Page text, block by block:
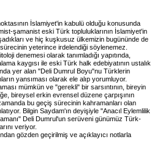
İslamiyet'in kabulü olduğu konusunda
şamanist eski Türk topluluklarının İslamiyet'in
ve hiç kuşkusuz ülkemizin bugününde de
yeterince irdelendiği söylenemez.
denemesi olarak tanımladığı yapıtında,
kaygısı ile eski Türk halk edebiyatının ustalık
yer alan "Deli Dumrul Boyu"nu Türklerin
yansıması olarak ele alıp yorumluyor.
mümkün ve "gerekli" bir sarsıntının, bireyin
bireysel erkin evrensel düzene çarpışının
bu geçiş sürecinin kahramanları olan
Bilgin Saydam'ın deyişiyle "Anacıl Eylemlilik
Deli Dumrul'un serüveni günümüz Türk-
veriyor.
gözden geçirilmiş ve açıklayıcı notlarla